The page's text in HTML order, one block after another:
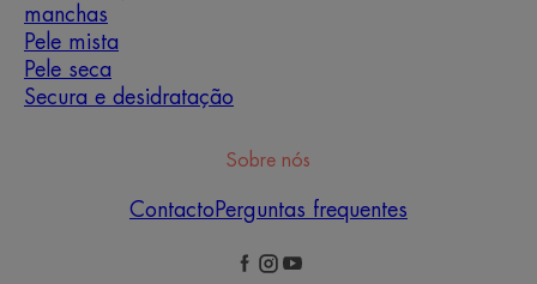
manchas
Pele mista
Pele seca
Secura e desidratação
Sobre nós
Contacto Perguntas frequentes